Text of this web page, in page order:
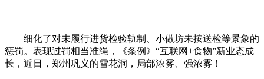
细化了对未履行进货检验轨制、小做坊未按送检等景象的
惩罚。表现过罚相当准绳，《条例》“互联网+食物”新业态成
长，近日，郑州巩义的雪花洞，局部浓雾、强浓雾！